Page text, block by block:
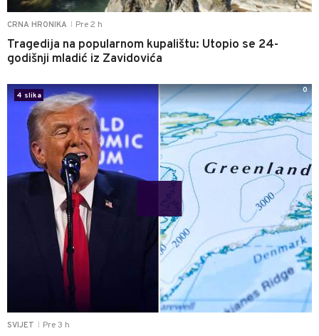
CRNA HRONIKA Pre 2 h
Tragedija na popularnom kupalištu: Utopio se 24-
godišnji mladić iz Zavidovića
SVIJET Pre 3 h
4 slika
0